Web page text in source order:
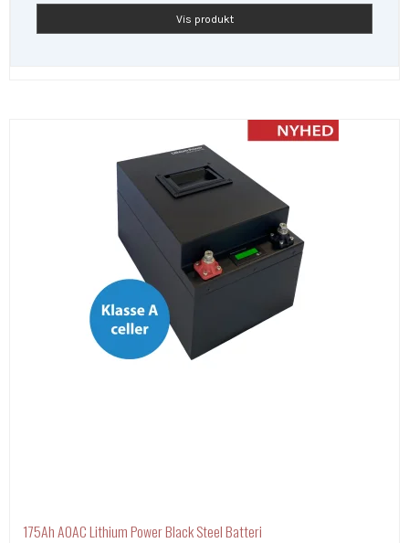
Vis produkt
175Ah AOAC Lithium Power Black Steel Batteri